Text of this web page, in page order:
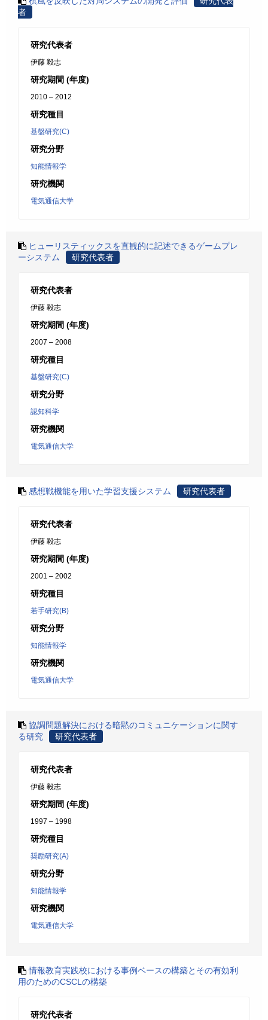
者
研究代表者
伊藤 毅志
研究期間 (年度)
2010 – 2012
研究種目
基盤研究(C)
研究分野
知能情報学
研究機関
電気通信大学
ヒューリスティックスを直観的に記述できるゲームプレ
ーシステム
研究代表者
研究代表者
伊藤 毅志
研究期間 (年度)
2007 – 2008
研究種目
基盤研究(C)
研究分野
認知科学
研究機関
電気通信大学
感想戦機能を用いた学習支援システム 研究代表者
研究代表者
伊藤 毅志
研究期間 (年度)
2001 – 2002
研究種目
若手研究(B)
研究分野
知能情報学
研究機関
電気通信大学
協調問題解決における暗黙のコミュニケーションに関す
る研究
研究代表者
研究代表者
伊藤 毅志
研究期間 (年度)
1997 – 1998
研究種目
奨励研究(A)
研究分野
知能情報学
研究機関
電気通信大学
情報教育実践校における事例ベースの構築とその有効利
用のためのCSCLの構築
研究代表者